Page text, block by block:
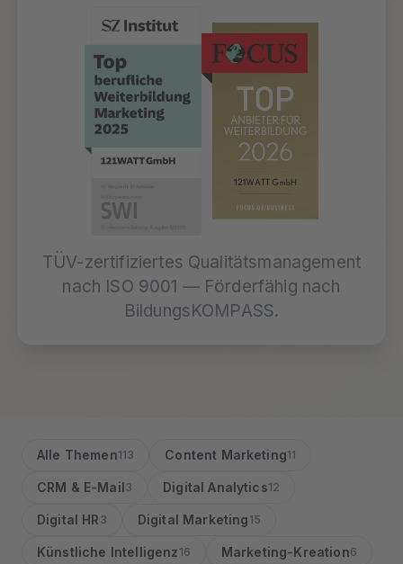
TÜV-zertifiziertes Qualitätsmanagement
nach ISO 9001 — Förderfähig nach
BildungsKOMPASS.
Alle Themen113 Content Marketing11
CRM & E-Mail3 Digital Analytics12
Digital HR 3 Digital Marketing 15
Künstliche Intelligenz 16 Marketing-Kreation6